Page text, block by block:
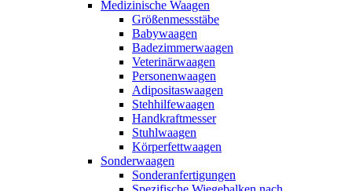
Medizinische Waagen
Größenmessstäbe
Babywaagen
Badezimmerwaagen
Veterinärwaagen
Personenwaagen
Adipositaswaagen
Stehhilfewaagen
Handkraftmesser
Stuhlwaagen
Körperfettwaagen
Sonderwaagen
Sonderanfertigungen